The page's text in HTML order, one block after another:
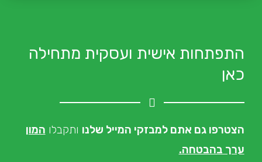
התפתחות אישית ועסקית מתחילה
כאן
הצטרפו גם אתם למבזקי המייל שלנו ותקבלו המון
ערך בהבטחה.